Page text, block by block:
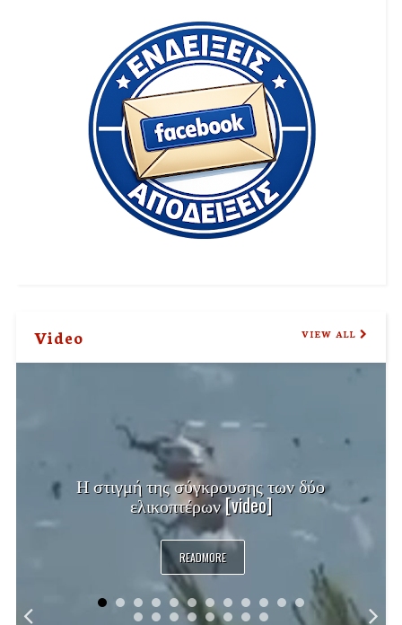
Video VIEW ALL
Η στιγμή της σύγκρουσης των δύο
ελικοπτέρων [video]
READMORE